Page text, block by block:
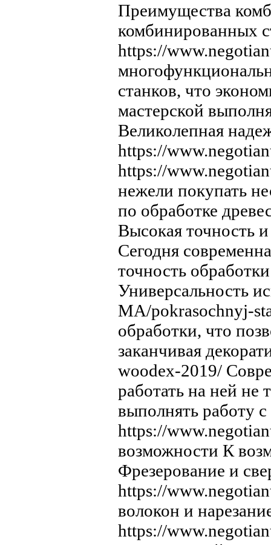
Преимущества
комбинированных
https://
станков, что
мастерской
Великолепная
https://
https://
нежели покупать
по обработке
Высокая точность
Сегодня
точность
Универсальность
MA/pokrasochnyj-
обработки, что
заканчивая
woodex-2019/
работать на ней
выполнять работу
https://
возможности К
Фрезерование и
https://
волокон и
https://